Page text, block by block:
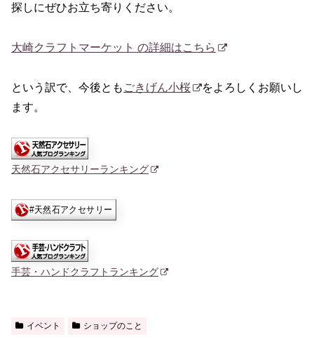
探しにぜひお立ち寄りください。
大崎クラフトマーケット の詳細はこちら
という訳で、今後とも ごきげん小桜
をよろしくお願いし
ます。
天然石アクセサリーランキング
手芸・ハンドクラフトランキング
イベント ショップのこと